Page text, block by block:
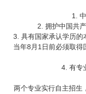
1.
2. 拥护中国共
3. 具有国家承认学历的
当年8月1日前必须取
4. 有专
两个专业实行自主招生